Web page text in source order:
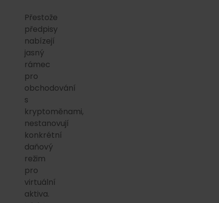
Přestože
předpisy
nabízejí
jasný
rámec
pro
obchodování
s
kryptoměnami,
nestanovují
konkrétní
daňový
režim
pro
virtuální
aktiva.